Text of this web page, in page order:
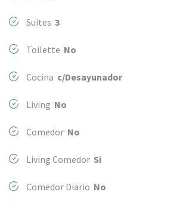
Suites 3
Toilette No
Cocina c/Desayunador
Living No
Comedor No
Living Comedor Si
Comedor Diario No